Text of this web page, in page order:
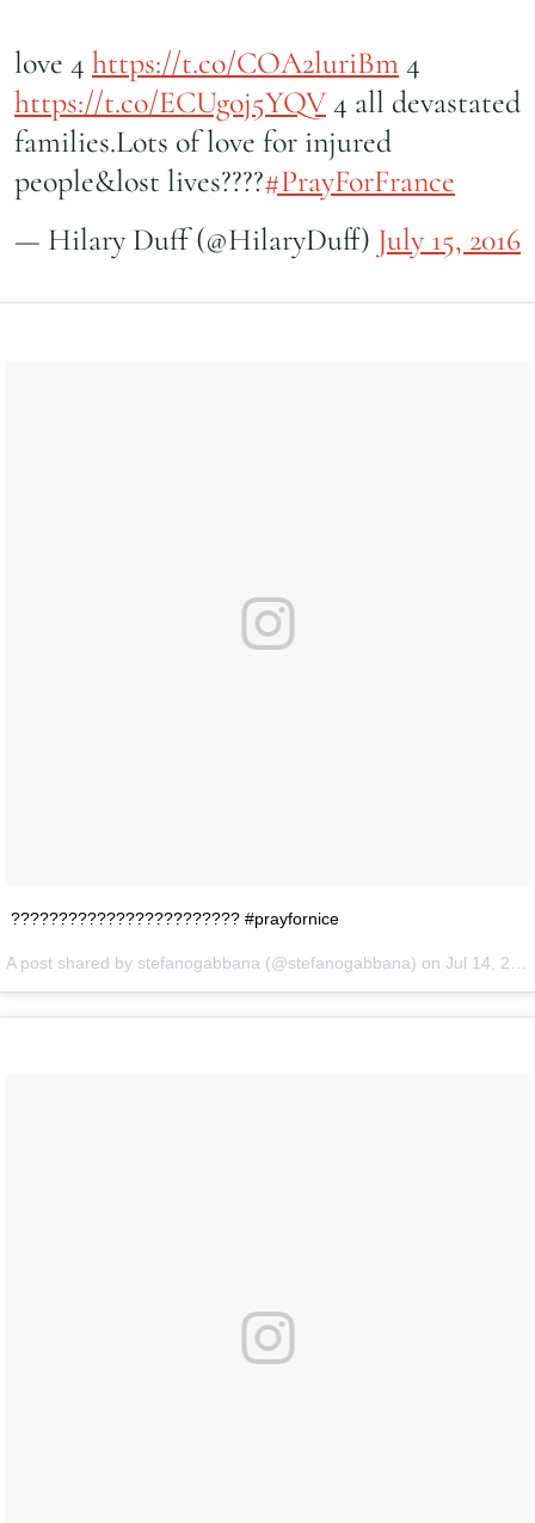
love 4 https://t.co/COA2luriBm 4
https://t.co/ECUgoj5YQV4 all devastated
families.Lots of love for injured
people&lost lives????#PrayForFrance
— Hilary Duff (@HilaryDuff) July 15, 2016
???????????????????????? #prayfornice
A post shared by stefanogabbana (@stefanogabbana) on Jul 14, 2016 at 5:04pm PDT